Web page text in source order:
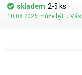
pak po desítkách mA. Výstupy zdroje jsou galvanicky oddělené od
zemnění. Zdroj je
telefony), bezdrátové
skladem 2-5 ks
10.08.2026 může být u Vás